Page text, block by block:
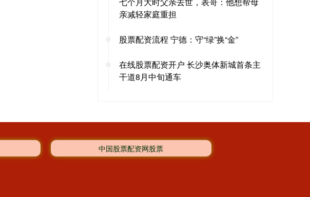
亲减轻家庭重担
股票配资流程 宁德：守“绿”换“金”
在线股票配资开户 长沙奥体新城首条主
干道8月中旬通车
中国股票配资网股票